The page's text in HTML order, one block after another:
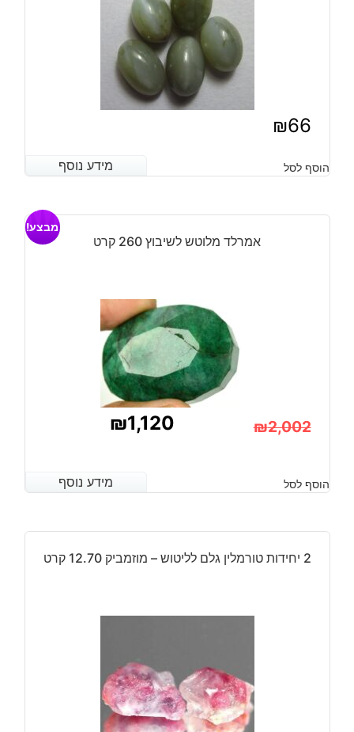
₪66
מידע נוסף הוסף לסל מידע נוסף
אמרלד מלוטש לשיבוץ 260 קרט
מבצע!
₪2,002
המקורי
₪2,002.
₪1,120
הנוכחי
₪1,120.
מידע נוסף הוסף לסל מידע נוסף
2 יחידות טורמלין גלם לליטוש – מוזמביק 12.70 קרט